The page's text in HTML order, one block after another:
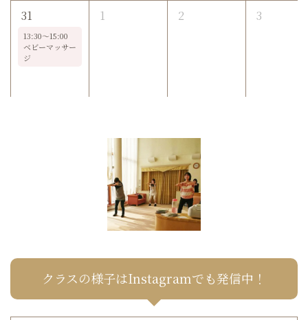
31
13:30～15:00
ベビーマッサー
ジ
1 2 3
クラスの様子はInstagramでも発信中！